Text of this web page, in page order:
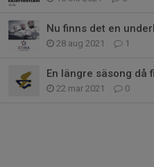
Nu finns det en
28 aug 2021 1
En längre säsong då
22 mar 2021 0